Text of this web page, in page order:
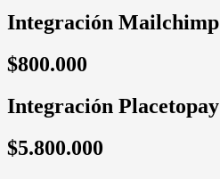
Integración Mailchimp
$800.000
Integración Placetopay
$5.800.000